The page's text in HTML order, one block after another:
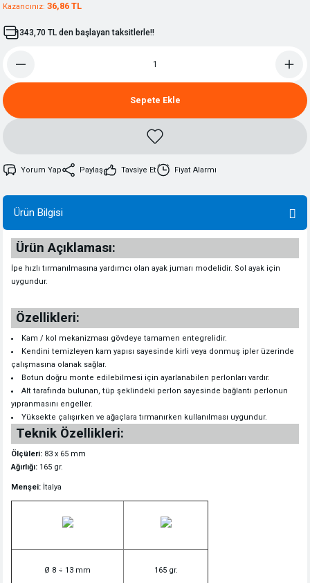
Kazancınız: 36,86 TL
343,70 TL den başlayan taksitlerle!!
Sepete Ekle
Yorum Yap Paylaş Tavsiye Et Fiyat Alarmı
Ürün Bilgisi
Ürün Açıklaması:
İpe hızlı tırmanılmasına yardımcı olan ayak jumarı modelidir. Sol ayak için
uygundur.
Özellikleri:
Kam / kol mekanizması gövdeye tamamen entegrelidir.
Kendini temizleyen kam yapısı sayesinde kirli veya donmuş ipler üzerinde
çalışmasına olanak sağlar.
Botun doğru monte edilebilmesi için ayarlanabilen perlonları vardır.
Alt tarafında bulunan, tüp şeklindeki perlon sayesinde bağlantı perlonun
yıpranmasını engeller.
Yüksekte çalışırken ve ağaçlara tırmanırken kullanılması uygundur.
Teknik Özellikleri:
Ölçüleri: 83 x 65 mm
Ağırlığı: 165 gr.
Menşei: İtalya
Ø 8 ÷ 13 mm 165 gr.